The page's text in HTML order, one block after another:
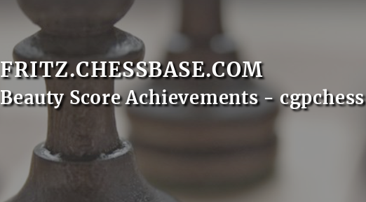
FRITZ.CHESSBASE.COM
Beauty Score Achievements - cgpchess